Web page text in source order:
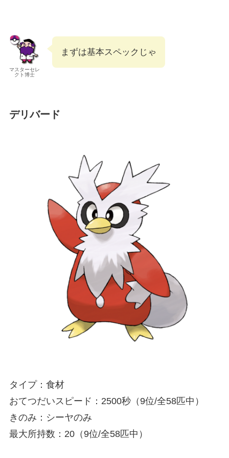
マスターセレ
クト博士
まずは基本スペックじゃ
デリバード
タイプ：食材
おてつだいスピード：2500秒（9位/全58匹中）
きのみ：シーヤのみ
最大所持数：20（9位/全58匹中）